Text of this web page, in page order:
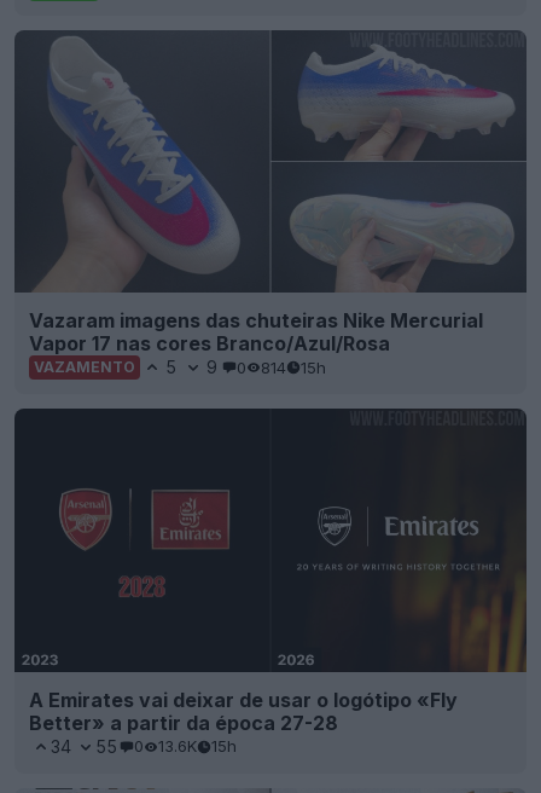
Vazaram imagens das chuteiras Nike Mercurial
Vapor 17 nas cores Branco/Azul/Rosa
VAZAMENTO 5 9 0 814 15h
A Emirates vai deixar de usar o logótipo «Fly
Better» a partir da época 27-28
34 55 0 13.6K 15h